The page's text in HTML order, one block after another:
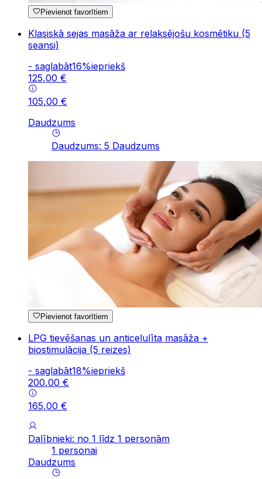
Pievienot favorītiem
Klasiskā sejas masāža ar relaksējošu kosmētiku (5
seansi)
- saglabāt16%iepriekš
125,00 €
105,00 €
Daudzums
Daudzums: 5 Daudzums
Pievienot favorītiem
LPG tievēšanas un anticelulīta masāža +
biostimulācija (5 reizes)
- saglabāt18%iepriekš
200,00 €
165,00 €
Dalībnieki: no 1 līdz 1 personām
1 personai
Daudzums